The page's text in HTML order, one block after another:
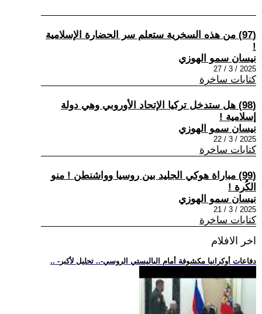
(97) من هذه السخرية ستعلم سر الحضارة الإسلامية
!
نيسان سمو الهوزي
2025 / 3 / 27
كتابات ساخرة
(98) هل ستدخل تركيا الإتحاد الأوروبي وهي دولة
إسلامية !
نيسان سمو الهوزي
2025 / 3 / 22
كتابات ساخرة
(99) مباراة هوكي الجليد بين روسيا وواشنطن ! منو
الكُرة !
نيسان سمو الهوزي
2025 / 3 / 21
كتابات ساخرة
اخر الافلام
.. -دفاعات أوكرانيا مكشوفة أمام الباليستي الروسي-.. تحليل لأكبر